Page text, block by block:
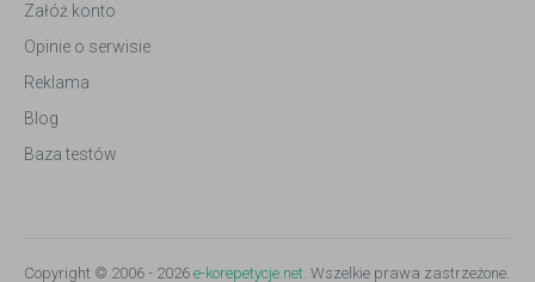
Załóż konto
Opinie o serwisie
Reklama
Blog
Baza testów
Copyright © 2006 - 2026 e-korepetycje.net. Wszelkie prawa zastrzeżone.